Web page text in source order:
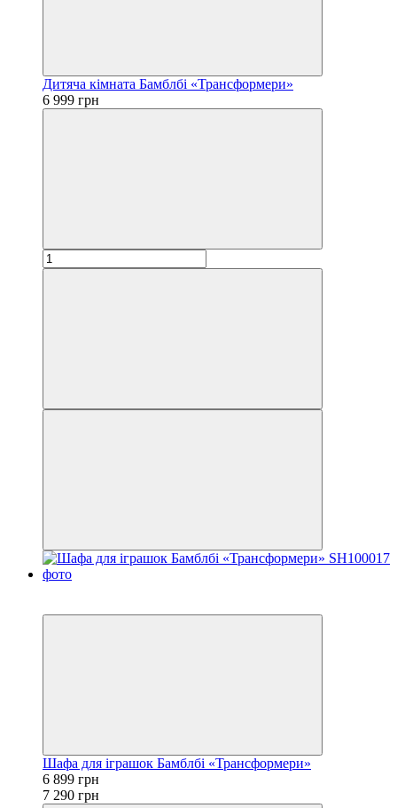
Дитяча кімната Бамблбі «Трансформери»
6 999 грн
Шафа для іграшок Бамблбі «Трансформери»
6 899 грн
7 290 грн